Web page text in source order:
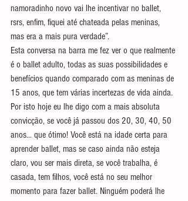
namoradinho novo vai lhe incentivar no ballet,
rsrs, enfim, fiquei até chateada pelas meninas,
mas era a mais pura verdade”.
Esta conversa na barra me fez ver o que realmente
é o ballet adulto, todas as suas possibilidades e
benefícios quando comparado com as meninas de
15 anos, que tem várias incertezas de vida ainda.
Por isto hoje eu lhe digo com a mais absoluta
convicção, se você já passou dos 20, 30, 40, 50
anos... que ótimo! Você está na idade certa para
aprender ballet, mas se caso ainda não esteja
claro, vou ser mais direta, se você trabalha, é
casada, tem filhos, você está no seu melhor
momento para fazer ballet. Ninguém poderá lhe